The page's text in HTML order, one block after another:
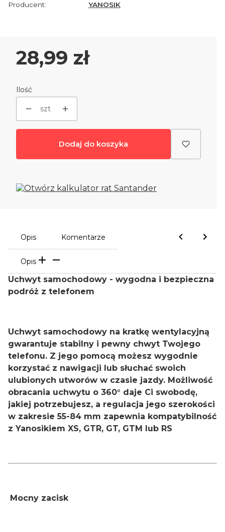
Producent:
YANOSIK
Cena
28,99 zł
Ilość
szt
Dodaj do koszyka
Opis Komentarze
Opis
Uchwyt samochodowy - wygodna i bezpieczna
podróż z telefonem
Uchwyt samochodowy na kratkę wentylacyjną
gwarantuje stabilny i pewny chwyt Twojego
telefonu. Z jego pomocą możesz wygodnie
korzystać z nawigacji lub słuchać swoich
ulubionych utworów w czasie jazdy. Możliwość
obracania uchwytu o 360° daje Ci swobodę,
jakiej potrzebujesz, a regulacja jego szerokości
w zakresie 55-84 mm zapewnia kompatybilność
z Yanosikiem XS, GTR, GT, GTM lub RS
Mocny zacisk